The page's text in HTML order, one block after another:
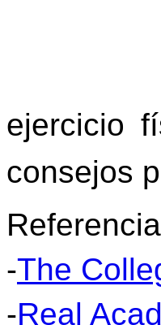
ejercicio
consejos
-The
-Real